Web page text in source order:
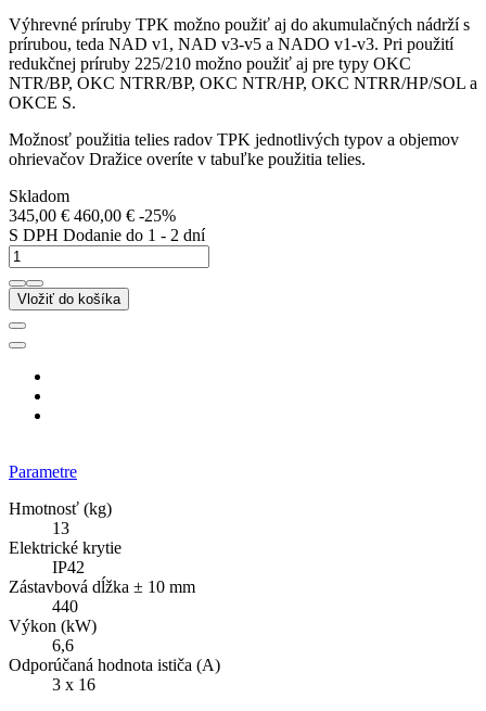
Výhrevné príruby TPK možno použiť aj do akumulačných nádrží s
prírubou, teda NAD v1, NAD v3-v5 a NADO v1-v3. Pri použití
redukčnej príruby 225/210 možno použiť aj pre typy OKC
NTR/BP, OKC NTRR/BP, OKC NTR/HP, OKC NTRR/HP/SOL a
OKCE S.
Možnosť použitia telies radov TPK jednotlivých typov a objemov
ohrievačov Dražice overíte v tabuľke použitia telies.
Skladom
345,00 € 460,00 € -25%
S DPH Dodanie do 1 - 2 dní
Vložiť do košíka
Parametre
Hmotnosť (kg)
13
Elektrické krytie
IP42
Zástavbová dĺžka ± 10 mm
440
Výkon (kW)
6,6
Odporúčaná hodnota ističa (A)
3 x 16